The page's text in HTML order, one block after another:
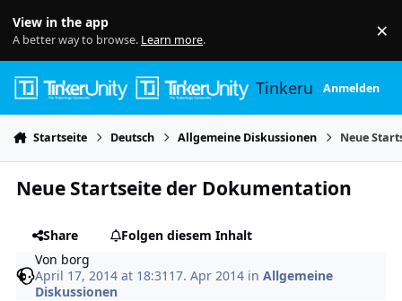
View in the app
A better way to browse. Learn more. ×
TinkerunityAnmelden
Startseite Deutsch Allgemeine Diskussionen Neue
Neue Startseite der Dokumentation
Share
Folgen diesem Inhalt
Von borg
April 17, 2014 at 18:31 17. Apr 2014 inAllgemeine
Diskussionen